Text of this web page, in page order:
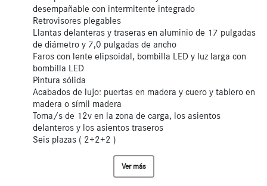
desempañable con intermitente integrado
Retrovisores plegables
Llantas delanteras y traseras en aluminio de 17 pulgadas
de diámetro y 7,0 pulgadas de ancho
Faros con lente elipsoidal, bombilla LED y luz larga con
bombilla LED
Pintura sólida
Acabados de lujo: puertas en madera y cuero y tablero en
madera o símil madera
Toma/s de 12v en la zona de carga, los asientos
delanteros y los asientos traseros
Seis plazas ( 2+2+2 )
Ver más